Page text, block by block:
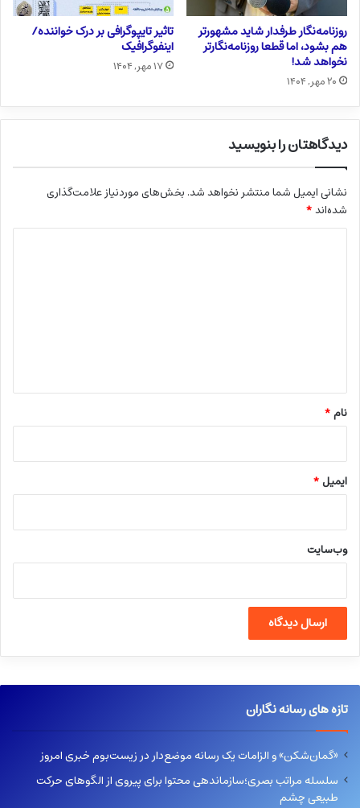
روزنامه‌نگار طرفدار شاید مشهورتر
هم بشود، اما قطعا روزنامه‌نگارتر
نخواهد شد!
۲۰ مهر, ۱۴۰۴
تاثیر تایپوگرافی بر درک خواننده/
اینفوگرافیک
۱۷ مهر, ۱۴۰۴
دیدگاهتان را بنویسید
نشانی ایمیل شما منتشر نخواهد شد. بخش‌های موردنیاز علامت‌گذاری
شده‌اند*
نام*
ایمیل*
وب‌سایت
تازه های رسانه نگاران
«گمان‌شکن» و الزامات یک رسانه موضع‌دار در زیست‌بوم خبری امروز
سلسله مراتب بصری؛سازماندهی محتوا برای پیروی از الگوهای حرکت
طبیعی چشم